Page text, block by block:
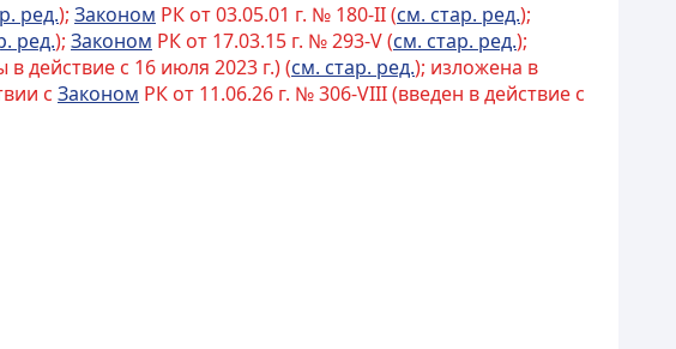
ред.); Законом РК от 03.05.01 г. № 180-II (см. стар. ред.);
ред.); Законом РК от 17.03.15 г. № 293-V (см. стар. ред.);
действие с 16 июля 2023 г.) (см. стар. ред.); изложена в
с Законом РК от 11.06.26 г. № 306-VIII (введен в действие с